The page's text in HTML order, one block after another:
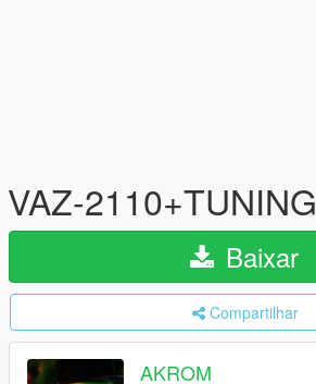
VAZ-2110+TUNING
Baixar
Compartilhar
AKROM